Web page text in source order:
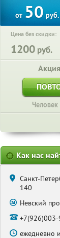
от 50руб.
Цена без скидки:
1200 руб.
Как нас
Санкт-
140
Невский
ежедневно